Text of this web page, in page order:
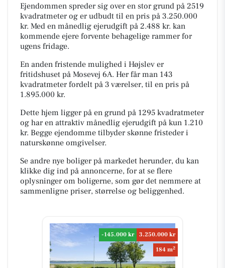
Ejendommen spreder sig over en stor grund på 2519
kvadratmeter og er udbudt til en pris på 3.250.000
kr. Med en månedlig ejerudgift på 2.488 kr. kan
kommende ejere forvente behagelige rammer for
ugens fridage.
En anden fristende mulighed i Højslev er
fritidshuset på Mosevej 6A. Her får man 143
kvadratmeter fordelt på 3 værelser, til en pris på
1.895.000 kr.
Dette hjem ligger på en grund på 1295 kvadratmeter
og har en attraktiv månedlig ejerudgift på kun 1.210
kr. Begge ejendomme tilbyder skønne fristeder i
naturskønne omgivelser.
Se andre nye boliger på markedet herunder, du kan
klikke dig ind på annoncerne, for at se flere
oplysninger om boligerne, som gør det nemmere at
sammenligne priser, størrelse og beliggenhed.
-145.000 kr
3.250.000 kr
184 m2